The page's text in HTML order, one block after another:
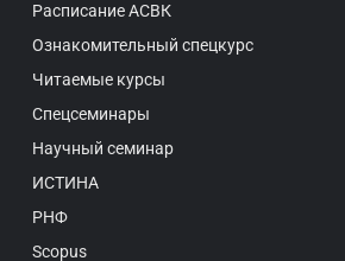
Расписание АСВК
Ознакомительный спецкурс
Читаемые курсы
Спецсеминары
Научный семинар
ИСТИНА
РНФ
Scopus